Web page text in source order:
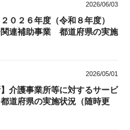
2026/06/03
２０２６年度（令和８年度）
連補助事業 都道府県の実施
2026/05/01
】介護事業所等に対するサービ
道府県の実施状況（随時更